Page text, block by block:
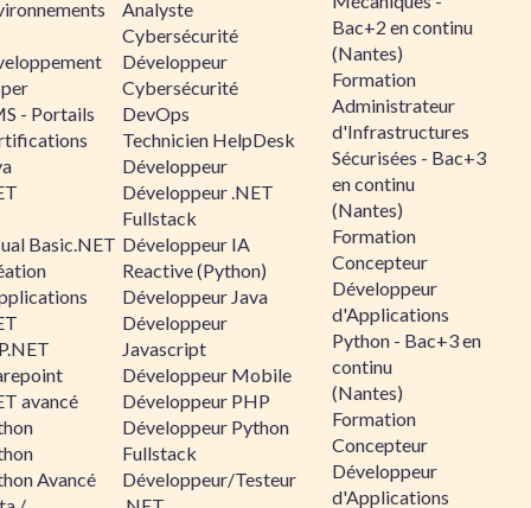
- Portails
Basic.NET
avancé
Avancé
Analyste
Cybersécurité
Développeur
Cybersécurité
DevOps
Technicien HelpDesk
Développeur
Développeur .NET
Fullstack
Développeur IA
Reactive (Python)
Développeur Java
Développeur
Javascript
Développeur Mobile
Développeur PHP
Développeur Python
Fullstack
Développeur/Testeur
Bac+2 en continu
(Nantes)
Formation
Administrateur
d'Infrastructures
Sécurisées - Bac+3
en continu
(Nantes)
Formation
Concepteur
Développeur
d'Applications
Python - Bac+3 en
continu
(Nantes)
Formation
Concepteur
Développeur
d'Applications